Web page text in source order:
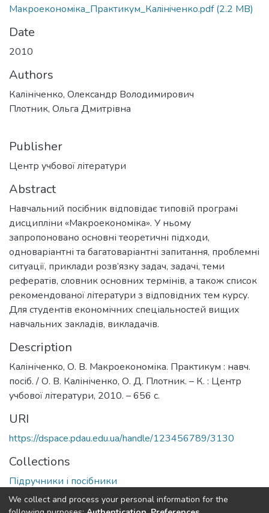
Макроекономiка_Практикум_Калiнiченко.pdf(2.2 MB)
Date
2010
Authors
Калініченко, Олександр Володимирович
Плотник, Ольга Дмитрівна
Publisher
Центр учбової літератури
Abstract
Навчальний посібник відповідає типовій програмі
дисципліни «Макроекономіка». У ньому
запропоновано основні теоретичні підходи,
одноваріантні та багатоваріантні запитання, проблемні
ситуації, приклади розв’язку задач, задачі, теми
рефератів, словник основних термінів, а також список
рекомендованої літератури з відповідних тем курсу.
Для студентів економічних спеціальностей вищих
навчальних закладів, викладачів.
Description
Калініченко, О. В. Макроекономіка. Практикум : навч.
посіб. / О. В. Калініченко, О. Д. Плотник. – К. : Центр
учбової літератури, 2010. – 656 с.
URI
https://dspace.pdau.edu.ua/handle/123456789/3130
Collections
Підручники і посібники
Full item page
We collect and process your personal information for the